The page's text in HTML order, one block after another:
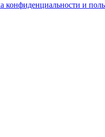
конфиденциальности и